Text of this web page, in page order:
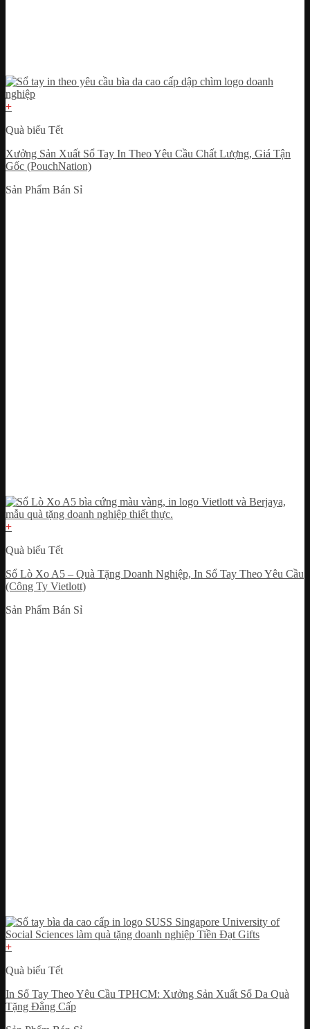
+
Quà biếu Tết
Xưởng Sản Xuất Sổ Tay In Theo Yêu Cầu Chất Lượng, Giá Tận
Gốc (PouchNation)
Sản Phẩm Bán Sỉ
+
Quà biếu Tết
Sổ Lò Xo A5 – Quà Tặng Doanh Nghiệp, In Sổ Tay Theo Yêu Cầu
(Công Ty Vietlott)
Sản Phẩm Bán Sỉ
+
Quà biếu Tết
In Sổ Tay Theo Yêu Cầu TPHCM: Xưởng Sản Xuất Sổ Da Quà
Tặng Đẳng Cấp